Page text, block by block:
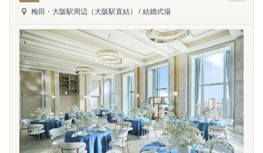
梅田・大阪駅周辺（大阪駅直結） / 結婚式場